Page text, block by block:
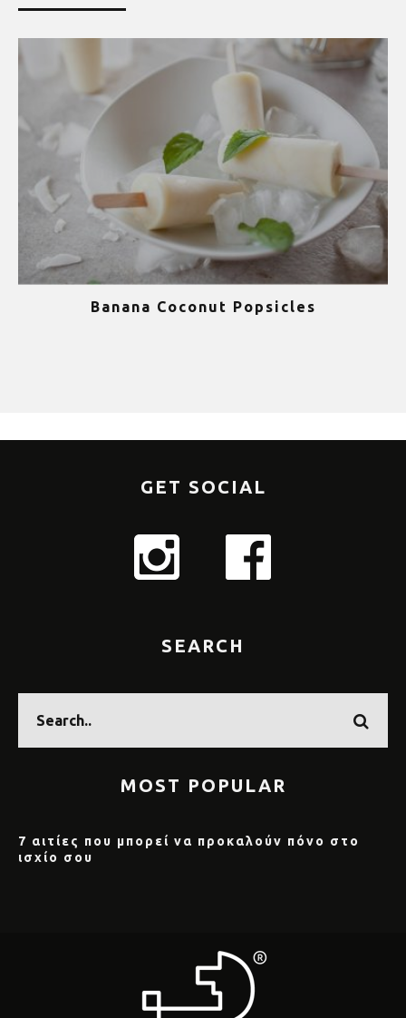
Banana Coconut Popsicles
GET SOCIAL
SEARCH
MOST POPULAR
7 αιτίες που μπορεί να προκαλούν πόνο στο
ισχίο σου